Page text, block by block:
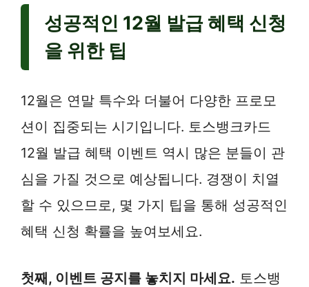
성공적인 12월 발급 혜택 신청
을 위한 팁
12월은 연말 특수와 더불어 다양한 프로모
션이 집중되는 시기입니다. 토스뱅크카드
12월 발급 혜택 이벤트 역시 많은 분들이 관
심을 가질 것으로 예상됩니다. 경쟁이 치열
할 수 있으므로, 몇 가지 팁을 통해 성공적인
혜택 신청 확률을 높여보세요.
첫째, 이벤트 공지를 놓치지 마세요. 토스뱅